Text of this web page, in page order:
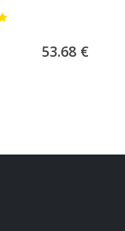
53.68 €